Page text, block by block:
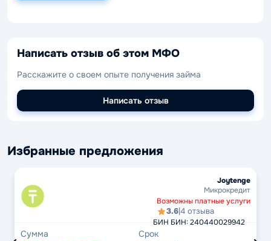
Написать отзыв об этом МФО
Расскажите о своем опыте получения займа
Написать отзыв
Избранные предложения
Joytenge
Микрокредит
Возможны платные услуги
БИН БИН: 240440029942
3.6|4 отзыва
Сумма
Срок